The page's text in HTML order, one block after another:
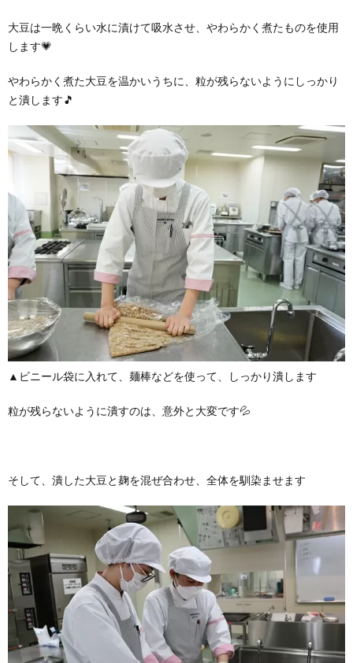
大豆は一晩くらい水に漬けて吸水させ、やわらかく煮たものを使用
します💗
やわらかく煮た大豆を温かいうちに、粒が残らないようにしっかり
と潰します🎵
▲ビニール袋に入れて、麺棒などを使って、しっかり潰します
粒が残らないように潰すのは、意外と大変です💦
そして、潰した大豆と麹を混ぜ合わせ、全体を馴染ませます